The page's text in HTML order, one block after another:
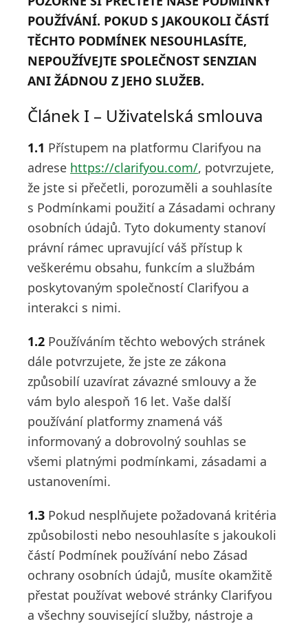
POUŽÍVÁNÍ. POKUD S JAKOUKOLI ČÁSTÍ
TĚCHTO PODMÍNEK NESOUHLASÍTE,
NEPOUŽÍVEJTE SPOLEČNOST SENZIAN
ANI ŽÁDNOU Z JEHO SLUŽEB.
Článek I – Uživatelská smlouva
1.1 Přístupem na platformu Clarifyou na
adrese https://clarifyou.com/, potvrzujete,
že jste si přečetli, porozuměli a souhlasíte
s Podmínkami použití a Zásadami ochrany
osobních údajů. Tyto dokumenty stanoví
právní rámec upravující váš přístup k
veškerému obsahu, funkcím a službám
poskytovaným společností Clarifyou a
interakci s nimi.
1.2 Používáním těchto webových stránek
dále potvrzujete, že jste ze zákona
způsobilí uzavírat závazné smlouvy a že
vám bylo alespoň 16 let. Vaše další
používání platformy znamená váš
informovaný a dobrovolný souhlas se
všemi platnými podmínkami, zásadami a
ustanoveními.
1.3 Pokud nesplňujete požadovaná kritéria
způsobilosti nebo nesouhlasíte s jakoukoli
částí Podmínek používání nebo Zásad
ochrany osobních údajů, musíte okamžitě
přestat používat webové stránky Clarifyou
a všechny související služby, nástroje a